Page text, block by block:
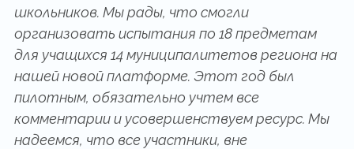
школьников. Мы рады, что смогли
организовать испытания по 18 предметам
для учащихся 14 муниципалитетов региона на
нашей новой платформе. Этот год был
пилотным, обязательно учтем все
комментарии и усовершенствуем ресурс. Мы
надеемся, что все участники, вне